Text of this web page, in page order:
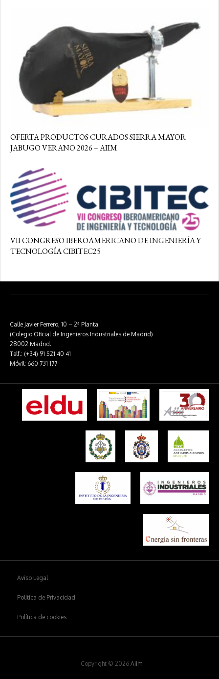
OFERTA PRODUCTOS CURADOS SIERRA MAYOR
JABUGO VERANO 2026 – AIIM
VII CONGRESO IBEROAMERICANO DE INGENIERÍA Y
TECNOLOGÍA CIBITEC25
Calle Javier Ferrero, 10 – 2ª Planta
(Colegio Oficial de Ingenieros Industriales de Madrid)
28002 Madrid.
Telf.: (+34) 91 521 40 41
Móvil: 660 731 177
Aviso Legal
Política de Privacidad
Política de cookies
Copyright © 2026 Aiim.